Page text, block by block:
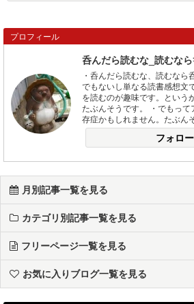
プロフィール
呑んだら読むな_読むな
・呑んだら読むな、読むな
でもないし単なる読書感想文
を読むのが趣味です。という
たぶんそうです。 ・でもっ
存症かもしれません。たぶん
フォロ
月別記事一覧を見る
カテゴリ別記事一覧を見る
フリーページ一覧を見る
お気に入りブログ一覧を見る